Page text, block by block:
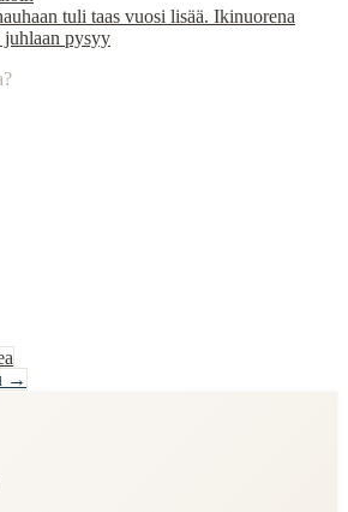
tuli taas vuosi lisää. Ikinuorena
juhlaan pysyy
→